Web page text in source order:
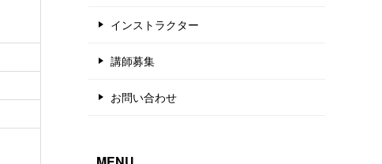
インストラクター
講師募集
お問い合わせ